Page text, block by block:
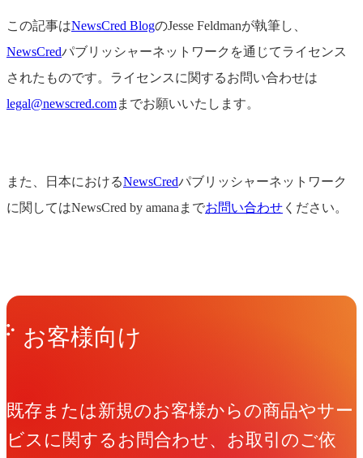
この記事はNewsCred BlogのJesse Feldmanが執筆し、
NewsCredパブリッシャーネットワークを通じてライセンス
されたものです。ライセンスに関するお問い合わせは
legal@newscred.comまでお願いいたします。
また、日本におけるNewsCredパブリッシャーネットワーク
に関してはNewsCred by amanaまでお問い合わせ ください。
Get in Touchお問い合わせ
お客様向け
既存または新規のお客様からの商品やサー
ビスに関するお問合わせ、お取引のご依